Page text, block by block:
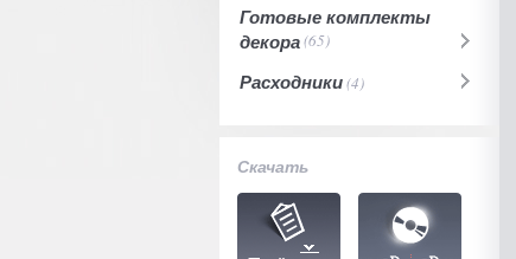
Готовые комплекты
декора(65)
Расходники(4)
Скачать